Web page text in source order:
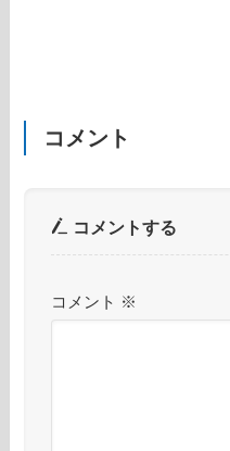
コメント
コメントする
コメント ※